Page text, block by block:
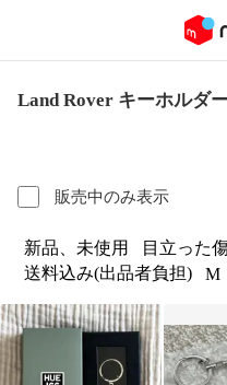
Land Rover キーホルダ
販売中のみ表示
新品、未使用 目立った
送料込み(出品者負担)
M